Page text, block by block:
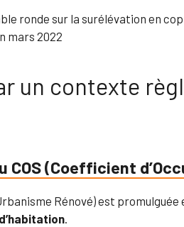
ronde sur la surélévation en
mars 2022
un contexte
COS (Coefficient
Rénové) est
.